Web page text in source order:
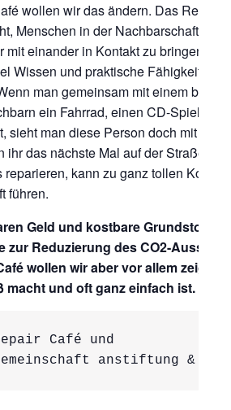
wollen wir das ändern. Das Repair
Menschen in der Nachbarschaft auf
mit einander in Kontakt zu bringen.
Wissen und praktische Fähigkeiten
man gemeinsam mit einem bis
ein Fahrrad, einen CD-Spieler
sieht man diese Person doch mit
ihr das nächste Mal auf der Straße
reparieren, kann zu ganz tollen
führen.
Geld und kostbare Grundstoffe
zur Reduzierung des CO2-
wollen wir aber vor allem zeigen,
macht und oft ganz einfach ist.
Café und
anstiftung &